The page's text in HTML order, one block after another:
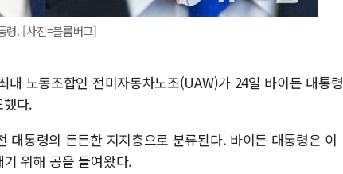
령. [사진=블룸버그]
노동조합인 전미자동차노조(UAW)가 24일 바이든 대통령
다.
대통령의 든든한 지지층으로 분류된다. 바이든 대통령은 이
위해 공을 들여왔다.